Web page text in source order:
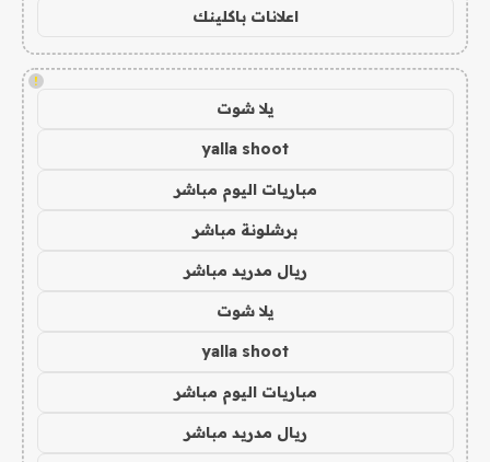
اعلانات باكلينك
!
يلا شوت
yalla shoot
مباريات اليوم مباشر
برشلونة مباشر
ريال مدريد مباشر
يلا شوت
yalla shoot
مباريات اليوم مباشر
ريال مدريد مباشر